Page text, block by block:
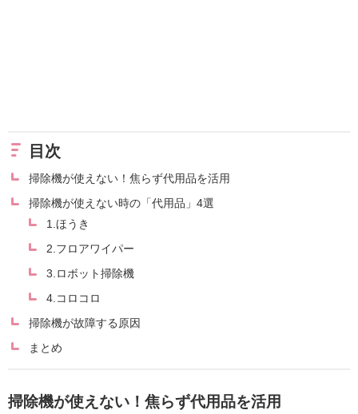
目次
掃除機が使えない！焦らず代用品を活用
掃除機が使えない時の「代用品」4選
1.ほうき
2.フロアワイパー
3.ロボット掃除機
4.コロコロ
掃除機が故障する原因
まとめ
掃除機が使えない！焦らず代用品を活用